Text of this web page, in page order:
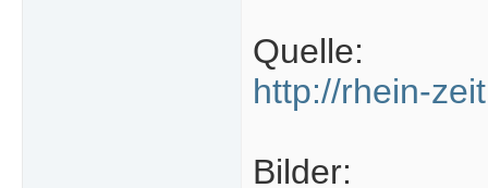
Quelle:
http://rhein-
Bilder: